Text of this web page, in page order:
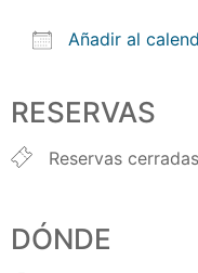
Añadir al
RESERVAS
Reservas cerradas
DÓNDE